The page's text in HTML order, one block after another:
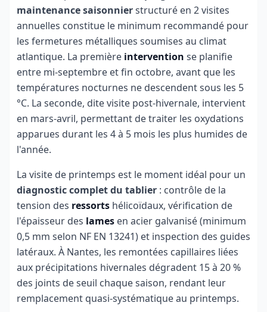
maintenance saisonnierstructuré en 2 visites
annuelles constitue le minimum recommandé pour
les fermetures métalliques soumises au climat
atlantique. La première intervention se planifie
entre mi-septembre et fin octobre, avant que les
températures nocturnes ne descendent sous les 5
°C. La seconde, dite visite post-hivernale, intervient
en mars-avril, permettant de traiter les oxydations
apparues durant les 4 à 5 mois les plus humides de
l'année.
La visite de printemps est le moment idéal pour un
diagnostic complet du tablier : contrôle de la
tension des ressorts hélicoïdaux, vérification de
l'épaisseur des lames en acier galvanisé (minimum
0,5 mm selon NF EN 13241) et inspection des guides
latéraux. À Nantes, les remontées capillaires liées
aux précipitations hivernales dégradent 15 à 20 %
des joints de seuil chaque saison, rendant leur
remplacement quasi-systématique au printemps.